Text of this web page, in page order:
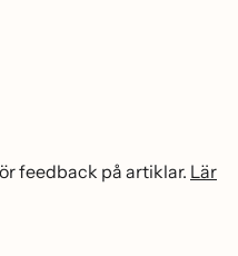
feedback på artiklar. Lär